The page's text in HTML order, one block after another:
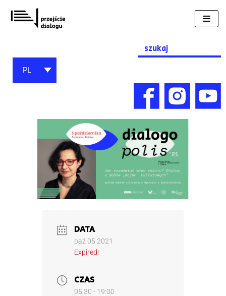
Przejdź
do
Search
for:
PL
DATA
paź 05 2021
Expired!
CZAS
05:30 - 19:00